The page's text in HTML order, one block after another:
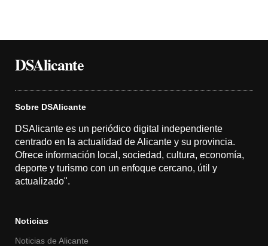
DSAlicante
Sobre DSAlicante
DSAlicante es un periódico digital independiente
centrado en la actualidad de Alicante y su provincia.
Ofrece información local, sociedad, cultura, economía,
deporte y turismo con un enfoque cercano, útil y
actualizado".
Noticias
Noticias de Alicante